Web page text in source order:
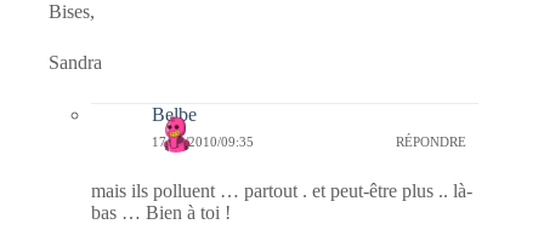
Bises,
Sandra
Belbe
17/02/2010/09:35 RÉPONDRE
mais ils polluent … partout . et peut-être plus .. là-
bas … Bien à toi !